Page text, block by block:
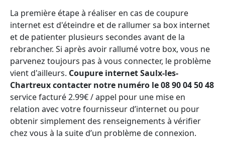
La première étape à réaliser en cas de coupure
internet est d'éteindre et de rallumer sa box internet
et de patienter plusieurs secondes avant de la
rebrancher. Si après avoir rallumé votre box, vous ne
parvenez toujours pas à vous connecter, le problème
vient d'ailleurs. Coupure internet Saulx-les-
Chartreux contacter notre numéro le 08 90 04 50 48
service facturé 2.99€ / appel pour une mise en
relation avec votre fournisseur d’internet ou pour
obtenir simplement des renseignements à vérifier
chez vous à la suite d’un problème de connexion.